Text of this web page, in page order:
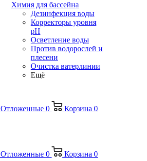
Химия для бассейна
Дезинфекция воды
Корректоры уровня
pH
Осветление воды
Против водорослей и
плесени
Очистка ватерлинии
Ещё
Отложенные 0 Корзина 0
Отложенные 0 Корзина 0